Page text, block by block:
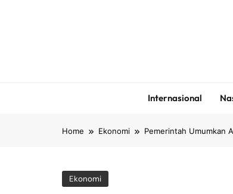
Internasional
Home Ekonomi Pemerintah Umumkan
Ekonomi